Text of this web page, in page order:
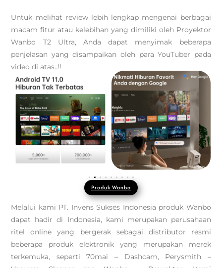
Untuk melihat review lebih lengkap mengenai berbagai
macam fitur atau kelebihan yang dimiliki oleh Proyektor
Wanbo T2 Ultra, Anda dapat menyimak beberapa
penjelasan yang disampaikan oleh para YouTuber pada
video di atas..!!
Produk Wanbo
Melalui kami PT. Invens Sukses Indonesia produk Wanbo
dapat hadir di Indonesia, kami merupakan perusahaan
ritel online yang bergerak sebagai distributor resmi
beberapa produk elektronik yang merupakan merek
terkemuka, seperti 70mai – Dashcam, Perysmith –